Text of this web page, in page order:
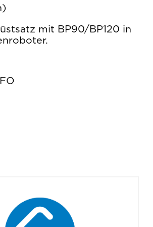
mit BP90/BP120 in